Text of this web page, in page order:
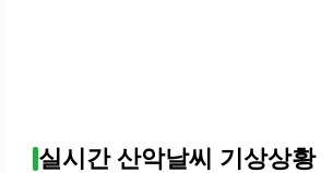
실시간 산악날씨 기상상황